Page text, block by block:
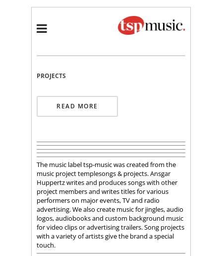
PROJECTS
READ MORE
The music label tsp-music was created from the
music project templesongs & projects. Ansgar
Huppertz writes and produces songs with other
project members and writes titles for various
performers on major events, TV and radio
advertising. We also create music for jingles, audio
logos, audiobooks and custom background music
for video clips or advertising trailers. Song projects
with a variety of artists give the brand a special
touch.